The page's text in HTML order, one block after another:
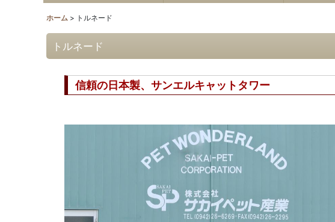
ホーム > トルネード
トルネード
信頼の日本製、サンエルキャットタワー